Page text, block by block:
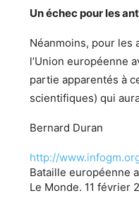
Un échec pour les
Néanmoins, pour les
l’Union européenne
partie apparentés à
scientifiques) qui
Bernard Duran
http://
Bataille européenne
Le Monde. 11 février